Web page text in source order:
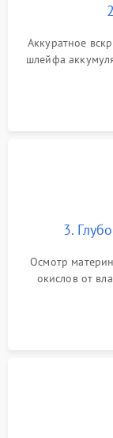
Аккуратное
шлейфа
3.
Осмотр
окислов от
дежурных